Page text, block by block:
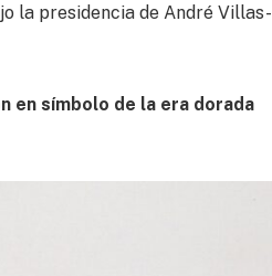
la presidencia de André Villas-
en símbolo de la era dorada